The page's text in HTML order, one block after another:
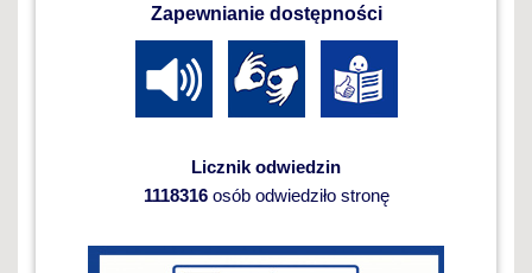
Zapewnianie dostępności
Licznik odwiedzin
1118316osób odwiedziło stronę